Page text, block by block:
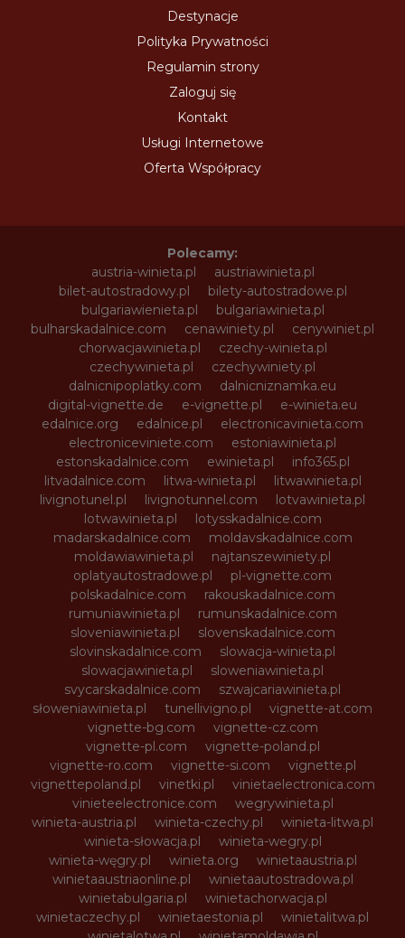
Destynacje
Polityka Prywatności
Regulamin strony
Zaloguj się
Kontakt
Usługi Internetowe
Oferta Współpracy
Polecamy:
austria-winieta.pl
austriawinieta.pl
bilet-autostradowy.pl
bilety-autostradowe.pl
bulgariawienieta.pl
bulgariawinieta.pl
bulharskadalnice.com
cenawiniety.pl
cenywiniet.pl
chorwacjawinieta.pl
czechy-winieta.pl
czechywinieta.pl
czechywiniety.pl
dalnicnipoplatky.com
dalnicniznamka.eu
digital-vignette.de
e-vignette.pl
e-winieta.eu
edalnice.org
edalnice.pl
electronicavinieta.com
electroniceviniete.com
estoniawinieta.pl
estonskadalnice.com
ewinieta.pl
info365.pl
litvadalnice.com
litwa-winieta.pl
litwawinieta.pl
livignotunel.pl
livignotunnel.com
lotvawinieta.pl
lotwawinieta.pl
lotysskadalnice.com
madarskadalnice.com
moldavskadalnice.com
moldawiawinieta.pl
najtanszewiniety.pl
oplatyautostradowe.pl
pl-vignette.com
polskadalnice.com
rakouskadalnice.com
rumuniawinieta.pl
rumunskadalnice.com
sloveniawinieta.pl
slovenskadalnice.com
slovinskadalnice.com
slowacja-winieta.pl
slowacjawinieta.pl
sloweniawinieta.pl
svycarskadalnice.com
szwajcariawinieta.pl
słoweniawinieta.pl
tunellivigno.pl
vignette-at.com
vignette-bg.com
vignette-cz.com
vignette-pl.com
vignette-poland.pl
vignette-ro.com
vignette-si.com
vignette.pl
vignettepoland.pl
vinetki.pl
vinietaelectronica.com
vinieteelectronice.com
wegrywinieta.pl
winieta-austria.pl
winieta-czechy.pl
winieta-litwa.pl
winieta-słowacja.pl
winieta-wegry.pl
winieta-węgry.pl
winieta.org
winietaaustria.pl
winietaaustriaonline.pl
winietaautostradowa.pl
winietabulgaria.pl
winietachorwacja.pl
winietaczechy.pl
winietaestonia.pl
winietalitwa.pl